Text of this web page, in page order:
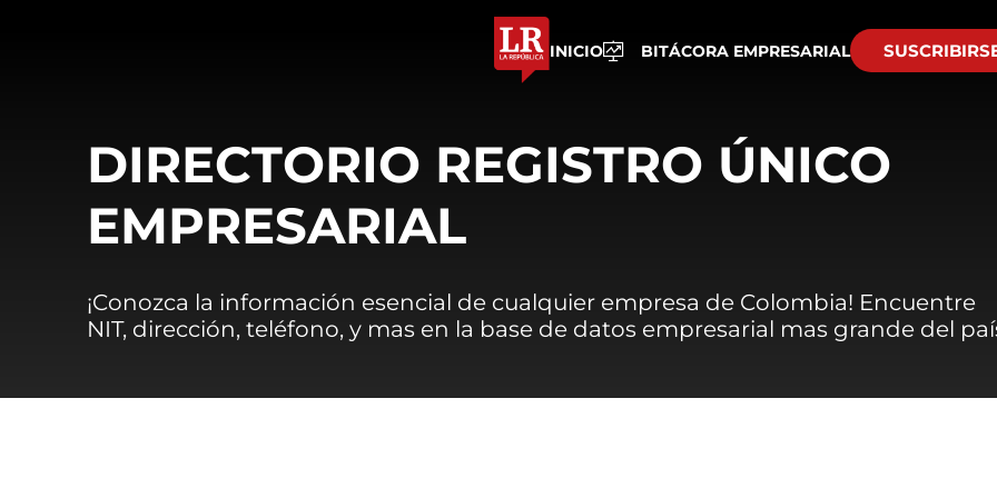
INICIO BITÁCORA EMPRESARIAL
DIRECTORIO REGISTRO ÚNICO
EMPRESARIAL
¡Conozca la información esencial de cualquier empresa de Colombia! Encuentre
NIT, dirección, teléfono, y mas en la base de datos empresarial mas grande del